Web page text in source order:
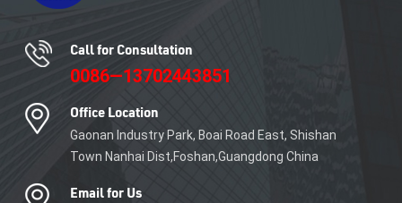
Call for Consultation
0086—13702443851
Office Location
Gaonan Industry Park, Boai Road East, Shishan
Town Nanhai Dist,Foshan,Guangdong China
Email for Us